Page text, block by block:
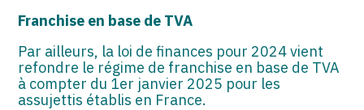
Franchise en base de TVA
Par ailleurs, la loi de finances pour 2024 vient
refondre le régime de franchise en base de TVA
à compter du 1er janvier 2025 pour les
assujettis établis en France.